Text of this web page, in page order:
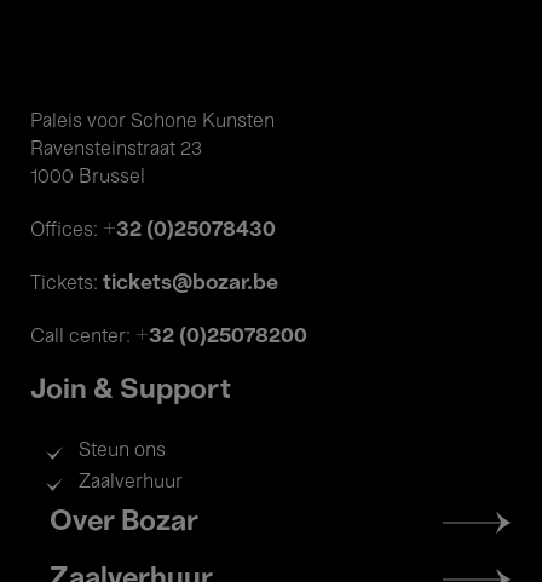
Paleis voor Schone Kunsten
Ravensteinstraat 23
1000 Brussel
Offices: +32 (0)25078430
Tickets: tickets@bozar.be
Call center: +32 (0)25078200
Join & Support
Steun ons
Zaalverhuur
Footer
menu
Over Bozar